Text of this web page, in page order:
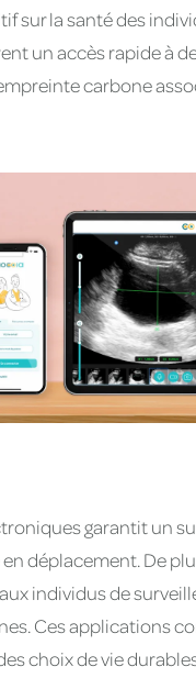
sur la santé des
un accès rapide à
carbone
garantit un
déplacement. De
individus de
Ces applications
choix de vie